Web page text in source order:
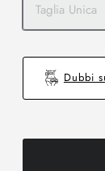
Taglia Unica
Dubbi